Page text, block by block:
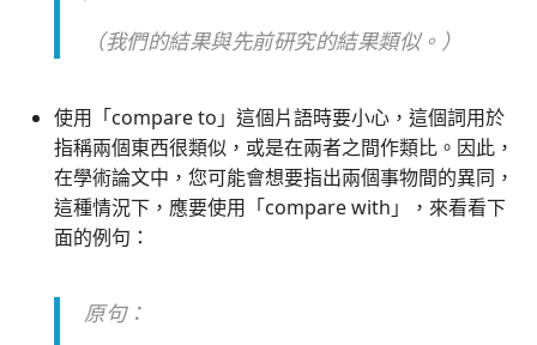
（我們的結果與先前研究的結果類似。）
使用「compare to」這個片語時要小心，這個詞用於
指稱兩個東西很類似，或是在兩者之間作類比。因此，
在學術論文中，您可能會想要指出兩個事物間的異同，
這種情況下，應要使用「compare with」，來看看下
面的例句：
原句：